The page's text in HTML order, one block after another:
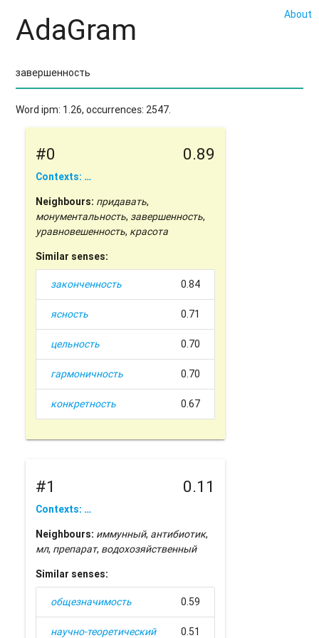
About
AdaGram
Word ipm: 1.26, occurrences: 2547.
#0 0.89
Contexts: …
Neighbours: придавать,
монументальность, завершенность,
уравновешенность, красота
Similar senses:
законченность 0.84
ясность 0.71
цельность 0.70
гармоничность 0.70
конкретность 0.67
#1 0.11
Contexts: …
Neighbours: иммунный, антибиотик,
мл, препарат, водохозяйственный
Similar senses:
общезначимость 0.59
научно-теоретический 0.51